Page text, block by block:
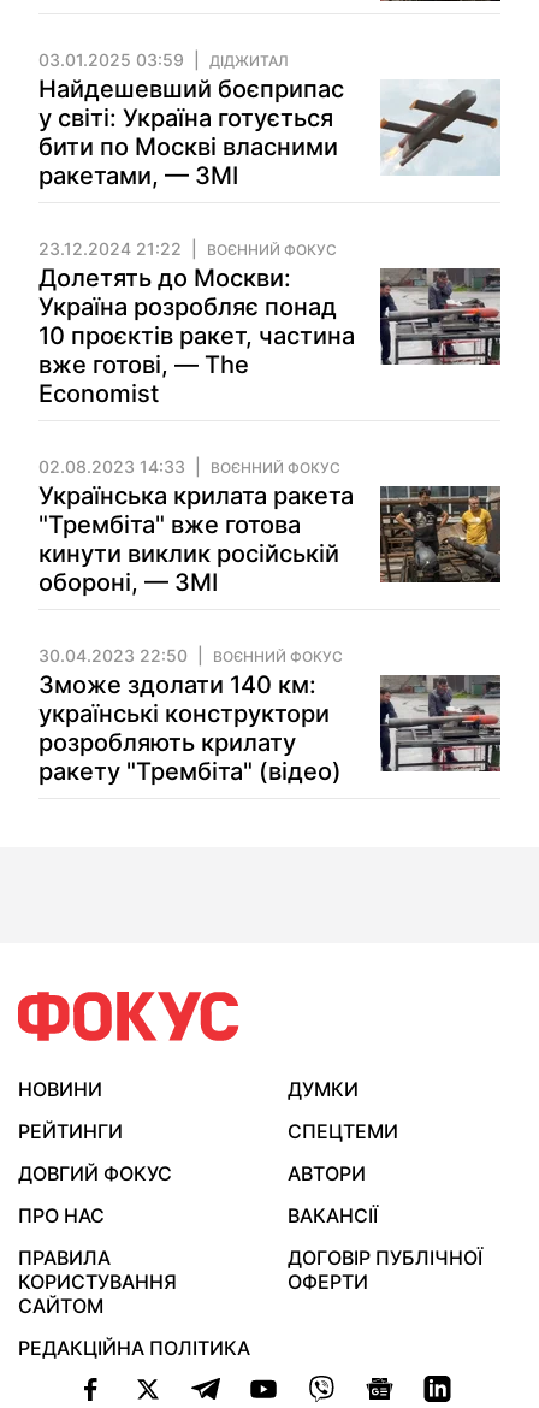
03.01.2025 03:59 ДІДЖИТАЛ
Найдешевший боєприпас
у світі: Україна готується
бити по Москві власними
ракетами, — ЗМІ
23.12.2024 21:22 ВОЄННИЙ ФОКУС
Долетять до Москви:
Україна розробляє понад
10 проєктів ракет, частина
вже готові, — The
Economist
02.08.2023 14:33 ВОЄННИЙ ФОКУС
Українська крилата ракета
"Трембіта" вже готова
кинути виклик російській
обороні, — ЗМІ
30.04.2023 22:50 ВОЄННИЙ ФОКУС
Зможе здолати 140 км:
українські конструктори
розробляють крилату
ракету "Трембіта" (відео)
НОВИНИ
ДУМКИ
РЕЙТИНГИ
СПЕЦТЕМИ
ДОВГИЙ ФОКУС
АВТОРИ
ПРО НАС
ВАКАНСІЇ
ПРАВИЛА
КОРИСТУВАННЯ
САЙТОМ
ДОГОВІР ПУБЛІЧНОЇ
ОФЕРТИ
РЕДАКЦІЙНА ПОЛІТИКА